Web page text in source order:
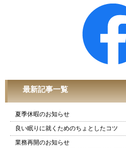
最新記事一覧
夏季休暇のお知らせ
良い眠りに就くためのちょとしたコツ
業務再開のお知らせ